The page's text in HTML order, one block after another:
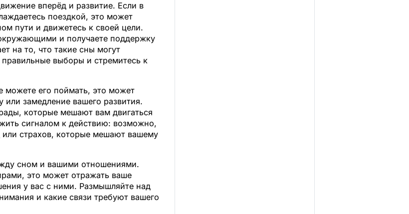
вперёд и развитие. Если в
поездкой, это может
пути и движетесь к своей цели.
и получаете поддержку
на то, что такие сны могут
правильные выборы и стремитесь к
можете его поймать, это может
замедление вашего развития.
которые мешают вам двигаться
сигналом к действию: возможно,
страхов, которые мешают вашему
сном и вашими отношениями.
это может отражать ваше
у вас с ними. Размышляйте над
и какие связи требуют вашего